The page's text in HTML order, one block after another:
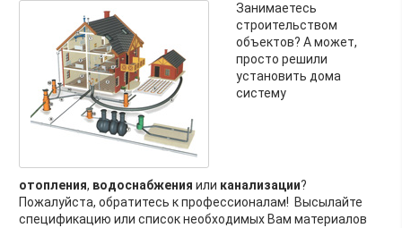
Занимаетесь
строительством
объектов? А может,
просто решили
установить дома
систему
отопления, водоснабжения или канализации?
Пожалуйста, обратитесь к профессионалам! Высылайте
спецификацию или список необходимых Вам материалов